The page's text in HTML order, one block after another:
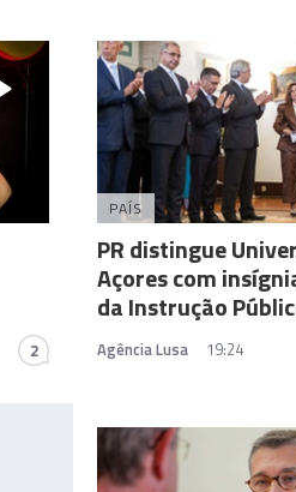
2
PAÍS
PR distingue
Açores com
da Instrução
Agência Lusa 19:24